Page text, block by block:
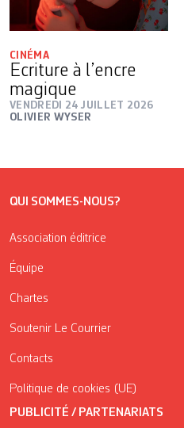
CINÉMA
Ecriture à l’encre
magique
VENDREDI 24 JUILLET 2026
OLIVIER WYSER
QUI SOMMES-NOUS?
Association éditrice
Équipe
Chartes
Soutenir Le Courrier
Contacts
Politique de cookies (UE)
PUBLICITÉ / PARTENARIATS